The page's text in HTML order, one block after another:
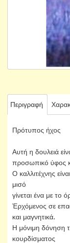
Περιγραφή
Πρότυπος ήχος
Αυτή η δουλειά
προσωπικό ύφος
Ο καλλιτέχνης
μισό
γίνεται ένα με το
Έρχόμενος σε
και μαγνητικά.
Η μόνιμη δόνηση
κουρδίσματος